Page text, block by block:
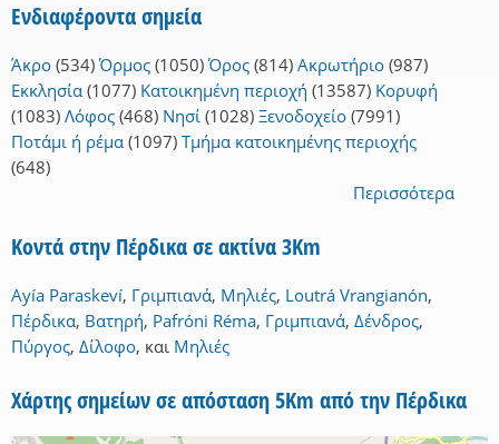
Ενδιαφέροντα σημεία
Άκρο (534) Όρμος (1050) Όρος (814) Ακρωτήριο (987)
Εκκλησία (1077) Κατοικημένη περιοχή (13587) Κορυφή
(1083) Λόφος (468) Νησί (1028) Ξενοδοχείο (7991)
Ποτάμι ή ρέμα (1097) Τμήμα κατοικημένης περιοχής
(648)
Περισσότερα
Κοντά στην Πέρδικα σε ακτίνα 3Km
Ayía Paraskeví, Γριμπιανά, Μηλιές, Loutrá Vrangianón,
Πέρδικα, Βατηρή, Pafróni Réma, Γριμπιανά, Δένδρος,
Πύργος, Δίλοφο, και Μηλιές
Χάρτης σημείων σε απόσταση 5Km από την Πέρδικα